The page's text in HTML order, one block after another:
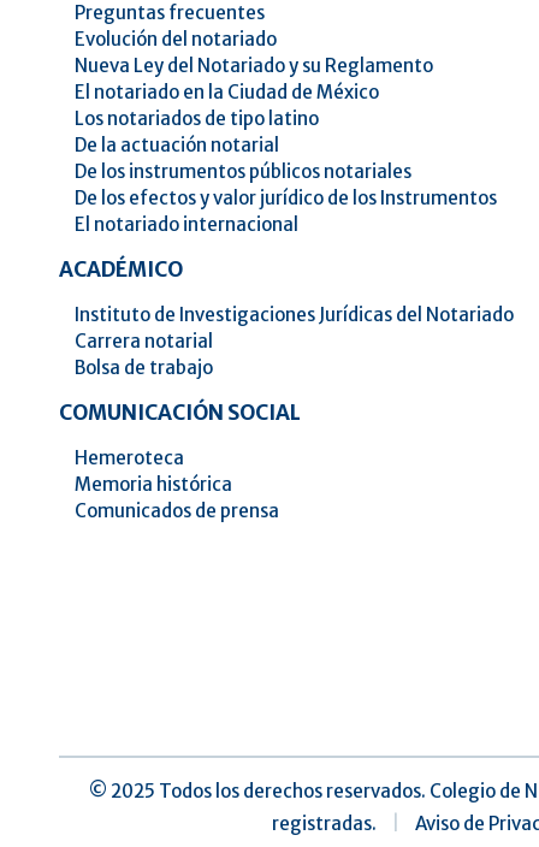
Preguntas frecuentes
Evolución del notariado
Nueva Ley del Notariado y su Reglamento
El notariado en la Ciudad de México
Los notariados de tipo latino
De la actuación notarial
De los instrumentos públicos notariales
De los efectos y valor jurídico de los Instrumentos
El notariado internacional
ACADÉMICO
Instituto de Investigaciones Jurídicas del Notariado
Carrera notarial
Bolsa de trabajo
COMUNICACIÓN SOCIAL
Hemeroteca
Memoria histórica
Comunicados de prensa
©️ 2025 Todos los derechos reservados. Colegio
registradas.
Aviso de